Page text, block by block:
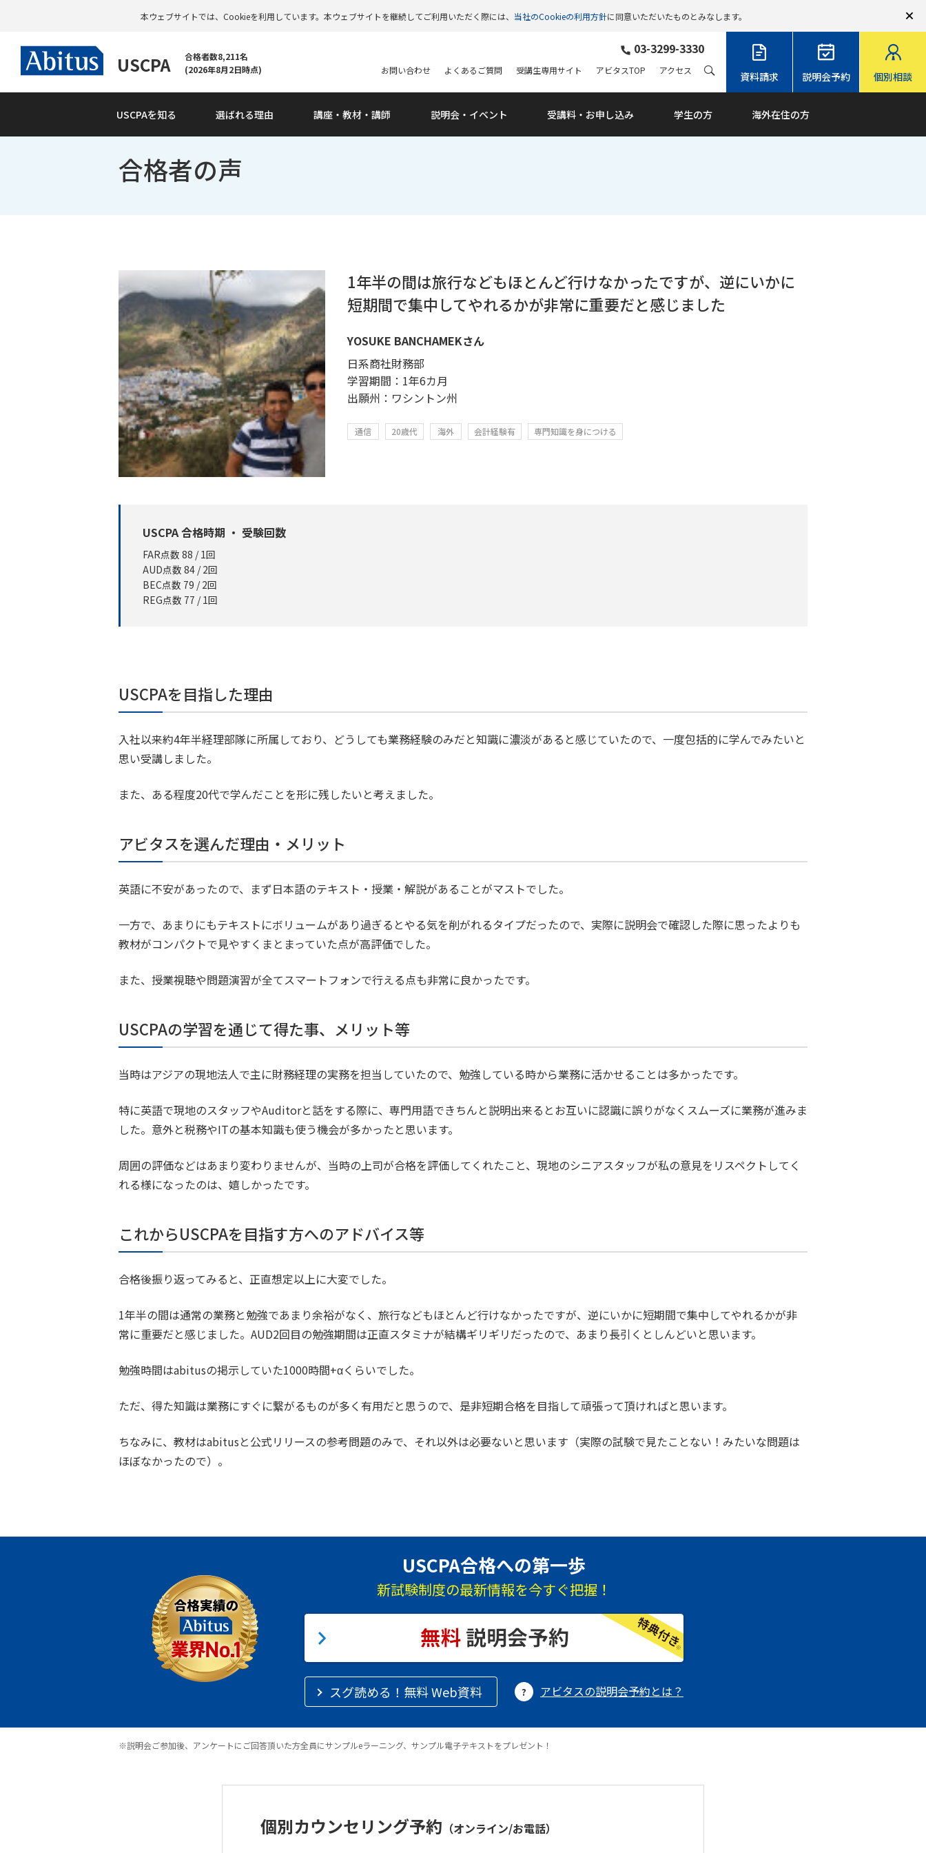
本ウェブサイトでは、Cookieを利用しています。本ウェブサイトを継続してご利用いただく際には、 当社のCookieの利用方針に同意いただいたものとみなします。
USCPA
合格者数8,211名
(2026年8月2日時点)
資料請求 説明会予約 個別相談
03-3299-3330
USCPAを知る 選ばれる理由 講座・教材・講師 説明会・ イベント 受講料・ お申し込み 学生の方 海外在住の方
お問い合わせ よくあるご質問 受講生専用サイト アビタスTOP アクセス
合格者の声
1年半の間は旅行などもほとんど行けなかったですが、逆にいかに
短期間で集中してやれるかが非常に重要だと感じました
YOSUKE BANCHAMEKさん
日系商社財務部
学習期間：1年6カ月
出願州：ワシントン州
通信 20歳代 海外 会計経験有 専門知識を身につける
USCPA 合格時期 ・ 受験回数
FAR点数 88 / 1回
AUD点数 84 / 2回
BEC点数 79 / 2回
REG点数 77 / 1回
USCPAを目指した理由
入社以来約4年半経理部隊に所属しており、どうしても業務経験のみだと知識に濃淡があると感じていたので、一度包括的に学んでみたいと
思い受講しました。
また、ある程度20代で学んだことを形に残したいと考えました。
アビタスを選んだ理由・メリット
英語に不安があったので、まず日本語のテキスト・授業・解説があることがマストでした。
一方で、あまりにもテキストにボリュームがあり過ぎるとやる気を削がれるタイプだったので、実際に説明会で確認した際に思ったよりも
教材がコンパクトで見やすくまとまっていた点が高評価でした。
また、授業視聴や問題演習が全てスマートフォンで行える点も非常に良かったです。
USCPAの学習を通じて得た事、メリット等
当時はアジアの現地法人で主に財務経理の実務を担当していたので、勉強している時から業務に活かせることは多かったです。
特に英語で現地のスタッフやAuditorと話をする際に、専門用語できちんと説明出来るとお互いに認識に誤りがなくスムーズに業務が進みま
した。意外と税務やITの基本知識も使う機会が多かったと思います。
周囲の評価などはあまり変わりませんが、当時の上司が合格を評価してくれたこと、現地のシニアスタッフが私の意見をリスペクトしてく
れる様になったのは、嬉しかったです。
これからUSCPAを目指す方へのアドバイス等
合格後振り返ってみると、正直想定以上に大変でした。
1年半の間は通常の業務と勉強であまり余裕がなく、旅行などもほとんど行けなかったですが、逆にいかに短期間で集中してやれるかが非
常に重要だと感じました。AUD2回目の勉強期間は正直スタミナが結構ギリギリだったので、あまり長引くとしんどいと思います。
勉強時間はabitusの掲示していた1000時間+αくらいでした。
ただ、得た知識は業務にすぐに繋がるものが多く有用だと思うので、是非短期合格を目指して頑張って頂ければと思います。
ちなみに、教材はabitusと公式リリースの参考問題のみで、それ以外は必要ないと思います（実際の試験で見たことない！みたいな問題は
ほぼなかったので）。
USCPA合格への第一歩
新試験制度の最新情報を今すぐ把握！
スグ読める！無料 Web資料 アビタスの説明会予約とは？
※説明会ご参加後、アンケートにご回答頂いた方全員にサンプルeラーニング、サンプル電子テキストをプレゼント！
個別カウンセリング予約 （オンライン/お電話）